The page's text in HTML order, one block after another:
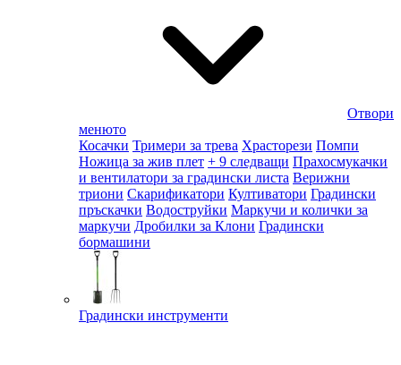
Отвори
менюто
Косачки Тримери за трева Храсторези Помпи
Ножица за жив плет + 9 следващи Прахосмукачки
и вентилатори за градински листа Верижни
триони Скарификатори Култиватори Градински
пръскачки Водоструйки Маркучи и колички за
маркучи Дробилки за Клони Градински
бормашини
Градински инструменти